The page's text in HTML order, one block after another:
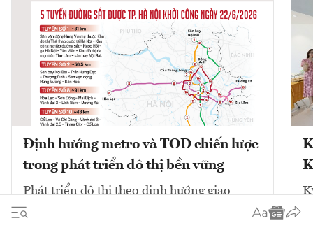
Định hướng metro và TOD chiến lược
trong phát triển đô thị bền vững
Phát triển đô thị theo định hướng giao
thông công cộng (TOD) kết hợp với mạng